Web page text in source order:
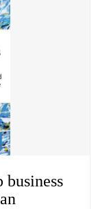
business